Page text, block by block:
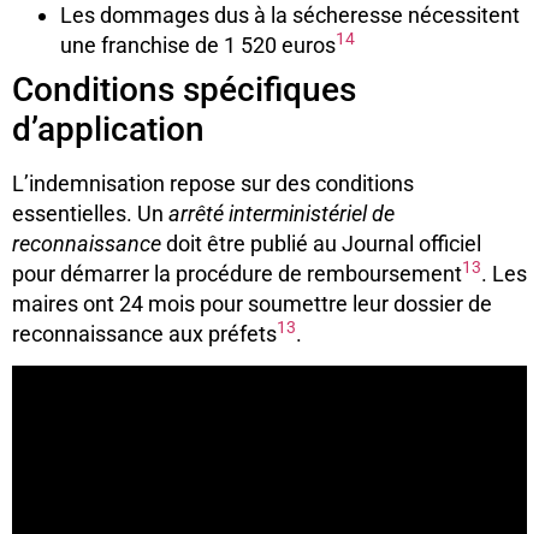
Les dommages dus à la sécheresse nécessitent
une franchise de 1 520 euros14
Conditions spécifiques
d’application
L’indemnisation repose sur des conditions
essentielles. Un arrêté interministériel de
reconnaissancedoit être publié au Journal officiel
pour démarrer la procédure de remboursement13. Les
maires ont 24 mois pour soumettre leur dossier de
reconnaissance aux préfets13.